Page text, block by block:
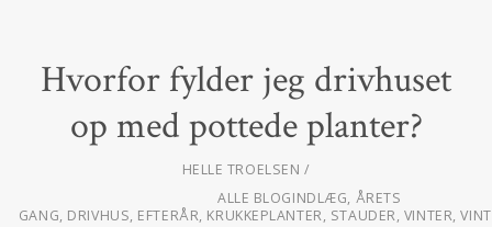
Hvorfor fylder jeg drivhuset
op med pottede planter?
HELLE TROELSEN
ALLE BLOGINDLÆG, ÅRETS
GANG, DRIVHUS, EFTERÅR, KRUKKEPLANTER, STAUDER, VINTER,